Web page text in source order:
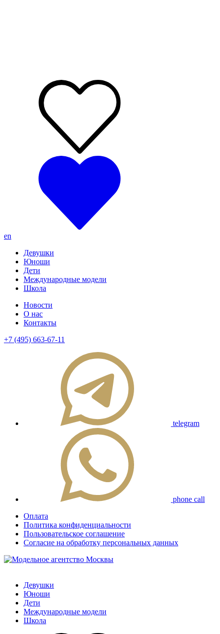
en
Девушки
Юноши
Дети
Международные модели
Школа
Новости
О нас
Контакты
+7 (495) 663-67-11
telegram
phone call
Оплата
Политика конфиденциальности
Пользовательское соглашение
Согласие на обработку персональных данных
Девушки
Юноши
Дети
Международные модели
Школа